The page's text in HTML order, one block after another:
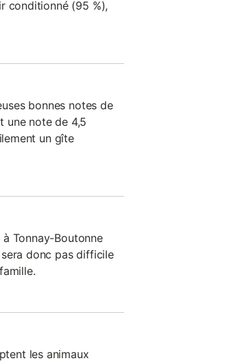
conditionné (95 %),
bonnes notes de
une note de 4,5
un gîte
Tonnay-Boutonne
donc pas difficile
les animaux